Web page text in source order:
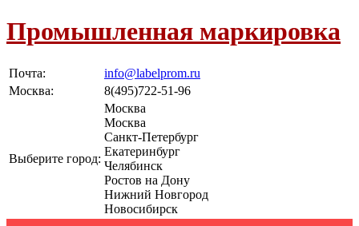
Промышленная маркировка
Почта:
info@labelprom.ru
Москва: 8(495)722-51-96
Выберите город:
Москва
Москва
Санкт-Петербург
Екатеринбург
Челябинск
Ростов на Дону
Нижний Новгород
Новосибирск